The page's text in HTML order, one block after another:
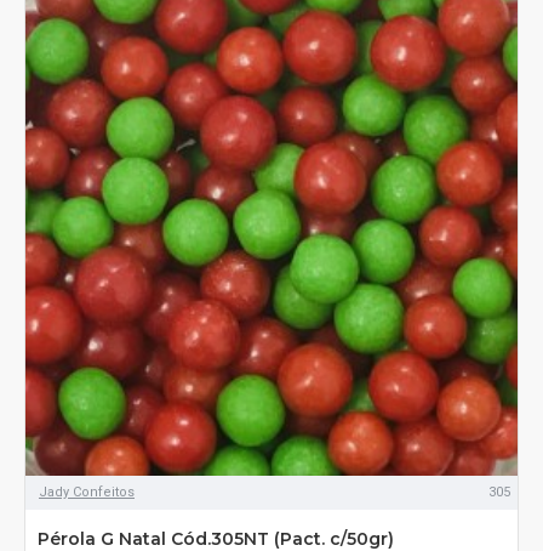
Jady Confeitos 305
Pérola G Natal Cód.305NT (Pact. c/50gr)